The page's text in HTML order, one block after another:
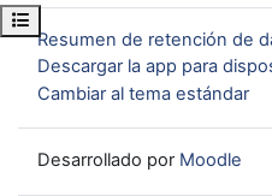
Abrir índice del curso
Resumen de retención de
Descargar la app para
Cambiar al tema estándar
Desarrollado por Moodle